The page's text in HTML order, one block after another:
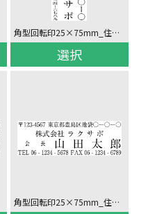
角型回転印25×75mm_住所/社名/電話_タテ
選択
角型回転印25×75mm_住所/社名/役職氏名/電話_ヨコ